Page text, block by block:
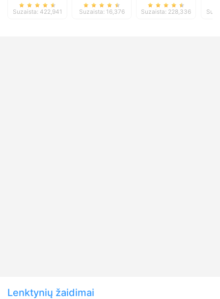
Suzaista: 422,941 Suzaista: 16,376 Suzaista: 228,336
Lenktynių žaidimai